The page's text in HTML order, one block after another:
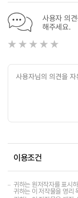
사용자 의
해주세요.
이용조건
귀하는 원저작자를 표시
귀하는 이 저작물을 영리